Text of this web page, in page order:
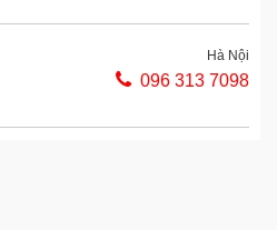
Hà Nội
096 313 7098